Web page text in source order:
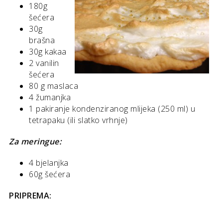
180g
šećera
30g
brašna
30g kakaa
2 vanilin
šećera
80 g maslaca
4 žumanjka
1 pakiranje kondenziranog mlijeka (250 ml) u
tetrapaku (ili slatko vrhnje)
Za meringue:
4 bjelanjka
60g šećera
PRIPREMA: